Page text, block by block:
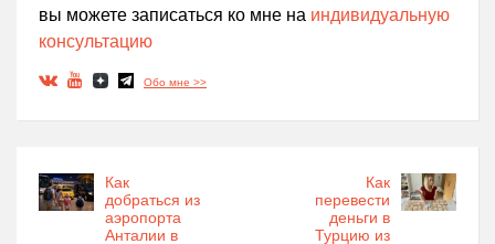
вы можете записаться ко мне на индивидуальную
консультацию
Обо мне >>
Как
добраться из
аэропорта
Анталии в
Как
перевести
деньги в
Турцию из